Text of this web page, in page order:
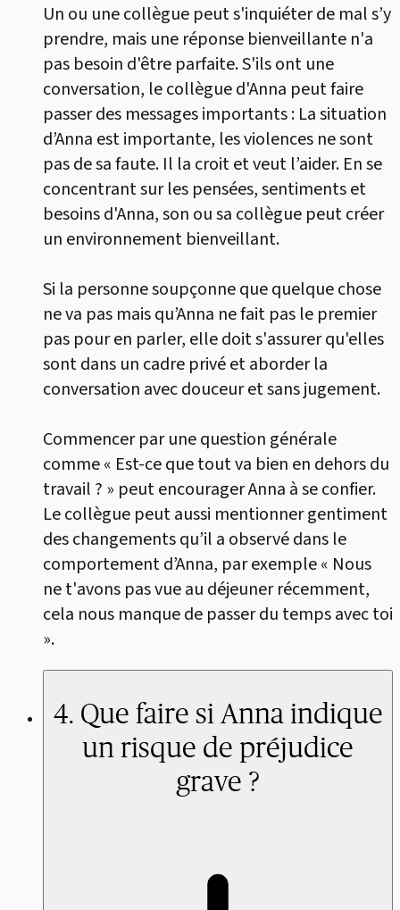
Un ou une collègue peut s'inquiéter de mal s’y
prendre, mais une réponse bienveillante n'a
pas besoin d'être parfaite. S'ils ont une
conversation, le collègue d'Anna peut faire
passer des messages importants : La situation
d’Anna est importante, les violences ne sont
pas de sa faute. Il la croit et veut l’aider. En se
concentrant sur les pensées, sentiments et
besoins d'Anna, son ou sa collègue peut créer
un environnement bienveillant.
Si la personne soupçonne que quelque chose
ne va pas mais qu’Anna ne fait pas le premier
pas pour en parler, elle doit s'assurer qu'elles
sont dans un cadre privé et aborder la
conversation avec douceur et sans jugement.
Commencer par une question générale
comme « Est-ce que tout va bien en dehors du
travail ? » peut encourager Anna à se confier.
Le collègue peut aussi mentionner gentiment
des changements qu’il a observé dans le
comportement d’Anna, par exemple « Nous
ne t'avons pas vue au déjeuner récemment,
cela nous manque de passer du temps avec toi
».
4. Que faire si Anna indique
un risque de préjudice
grave ?